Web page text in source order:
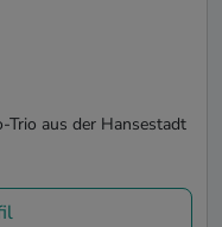
Trio aus der Hansestadt